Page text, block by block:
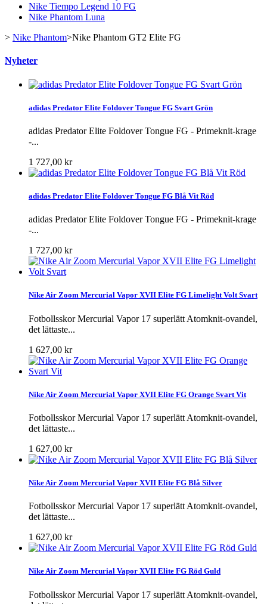
Nike Tiempo Legend 10 FG
Nike Phantom Luna
> Nike Phantom>Nike Phantom GT2 Elite FG
Nyheter
adidas Predator Elite Foldover Tongue FG Svart Grön
adidas Predator Elite Foldover Tongue FG - Primeknit-krage
-...
1 727,00 kr
adidas Predator Elite Foldover Tongue FG Blå Vit Röd
adidas Predator Elite Foldover Tongue FG - Primeknit-krage
-...
1 727,00 kr
Nike Air Zoom Mercurial Vapor XVII Elite FG Limelight Volt Svart
Fotbollsskor Mercurial Vapor 17 superlätt Atomknit-ovandel,
det lättaste...
1 627,00 kr
Nike Air Zoom Mercurial Vapor XVII Elite FG Orange Svart Vit
Fotbollsskor Mercurial Vapor 17 superlätt Atomknit-ovandel,
det lättaste...
1 627,00 kr
Nike Air Zoom Mercurial Vapor XVII Elite FG Blå Silver
Fotbollsskor Mercurial Vapor 17 superlätt Atomknit-ovandel,
det lättaste...
1 627,00 kr
Nike Air Zoom Mercurial Vapor XVII Elite FG Röd Guld
Fotbollsskor Mercurial Vapor 17 superlätt Atomknit-ovandel,